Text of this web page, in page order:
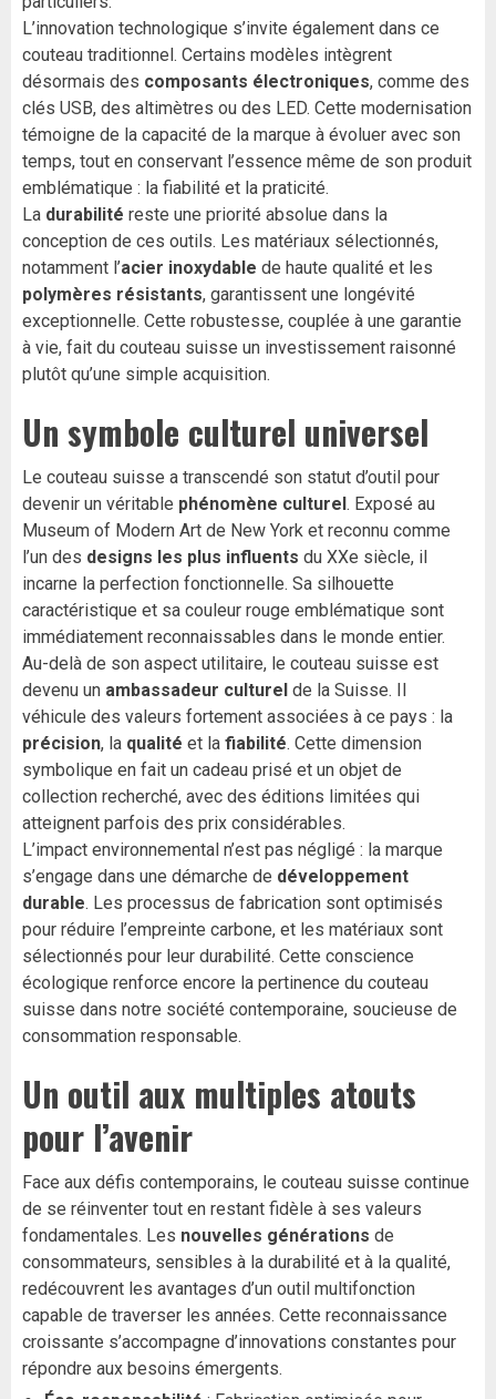
L’innovation technologique s’invite également dans ce
couteau traditionnel. Certains modèles intègrent
désormais des composants électroniques, comme des
clés USB, des altimètres ou des LED. Cette modernisation
témoigne de la capacité de la marque à évoluer avec son
temps, tout en conservant l’essence même de son produit
emblématique : la fiabilité et la praticité.
La durabilité reste une priorité absolue dans la
conception de ces outils. Les matériaux sélectionnés,
notamment l’acier inoxydable de haute qualité et les
polymères résistants, garantissent une longévité
exceptionnelle. Cette robustesse, couplée à une garantie
à vie, fait du couteau suisse un investissement raisonné
plutôt qu’une simple acquisition.
Un symbole culturel universel
Le couteau suisse a transcendé son statut d’outil pour
devenir un véritable phénomène culturel. Exposé au
Museum of Modern Art de New York et reconnu comme
l’un des designs les plus influents du XXe siècle, il
incarne la perfection fonctionnelle. Sa silhouette
caractéristique et sa couleur rouge emblématique sont
immédiatement reconnaissables dans le monde entier.
Au-delà de son aspect utilitaire, le couteau suisse est
devenu un ambassadeur culturel de la Suisse. Il
véhicule des valeurs fortement associées à ce pays : la
précision, la qualité et la fiabilité. Cette dimension
symbolique en fait un cadeau prisé et un objet de
collection recherché, avec des éditions limitées qui
atteignent parfois des prix considérables.
L’impact environnemental n’est pas négligé : la marque
s’engage dans une démarche de développement
durable. Les processus de fabrication sont optimisés
pour réduire l’empreinte carbone, et les matériaux sont
sélectionnés pour leur durabilité. Cette conscience
écologique renforce encore la pertinence du couteau
suisse dans notre société contemporaine, soucieuse de
consommation responsable.
Un outil aux multiples atouts
pour l’avenir
Face aux défis contemporains, le couteau suisse continue
de se réinventer tout en restant fidèle à ses valeurs
fondamentales. Les nouvelles générations de
consommateurs, sensibles à la durabilité et à la qualité,
redécouvrent les avantages d’un outil multifonction
capable de traverser les années. Cette reconnaissance
croissante s’accompagne d’innovations constantes pour
répondre aux besoins émergents.